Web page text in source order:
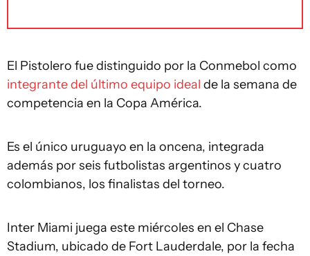
El Pistolero fue distinguido por la Conmebol como
integrante del último equipo ideal de la semana de
competencia en la Copa América.
Es el único uruguayo en la oncena, integrada
además por seis futbolistas argentinos y cuatro
colombianos, los finalistas del torneo.
Inter Miami juega este miércoles en el Chase
Stadium, ubicado de Fort Lauderdale, por la fecha